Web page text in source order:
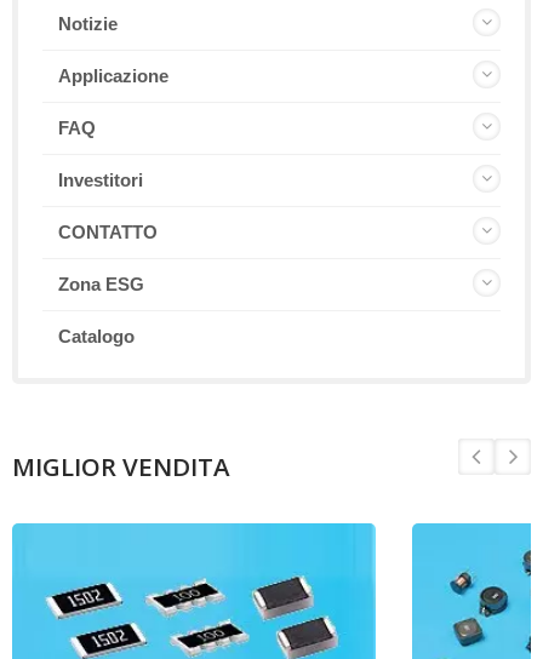
Notizie
Applicazione
FAQ
Investitori
CONTATTO
Zona ESG
Catalogo
MIGLIOR VENDITA